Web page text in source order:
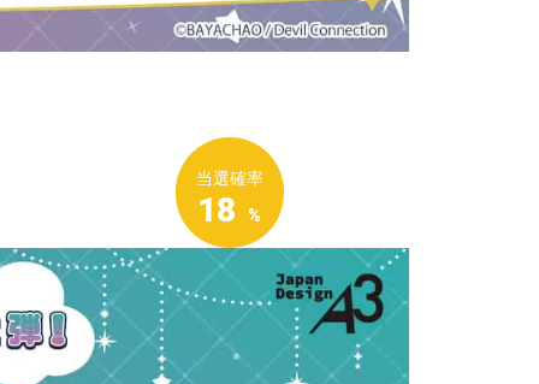
当選確率
18 %